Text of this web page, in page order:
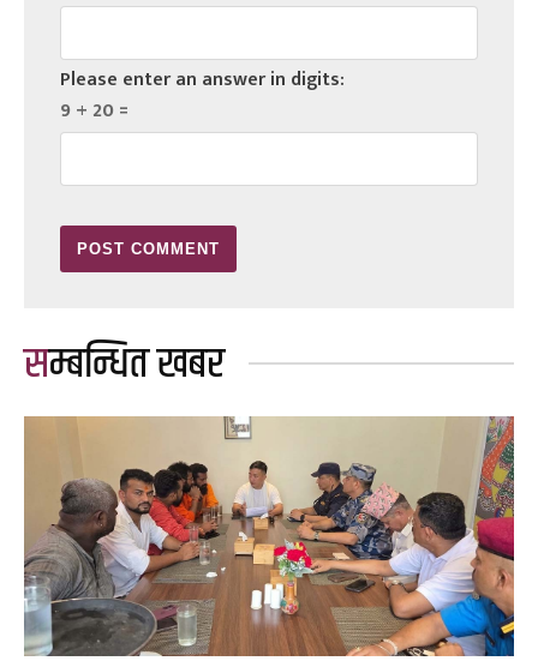
Please enter an answer in digits:
9 + 20 =
सम्बन्धित खबर